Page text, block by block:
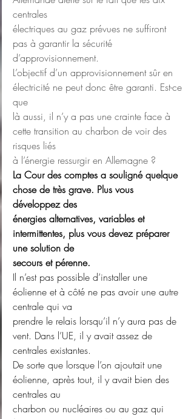
centrales
électriques au gaz prévues ne suffiront
pas à garantir la sécurité
d’approvisionnement.
L’objectif d’un approvisionnement sûr en
électricité ne peut donc être garanti. Est-ce
que
là aussi, il n’y a pas une crainte face à
cette transition au charbon de voir des
risques liés
à l’énergie ressurgir en Allemagne ?
La Cour des comptes a souligné quelque
chose de très grave. Plus vous
développez des
énergies alternatives, variables et
intermittentes, plus vous devez préparer
une solution de
secours et pérenne.
Il n’est pas possible d’installer une
éolienne et à côté ne pas avoir une autre
centrale qui va
prendre le relais lorsqu’il n’y aura pas de
vent. Dans l’UE, il y avait assez de
centrales existantes.
De sorte que lorsque l’on ajoutait une
éolienne, après tout, il y avait bien des
centrales au
charbon ou nucléaires ou au gaz qui